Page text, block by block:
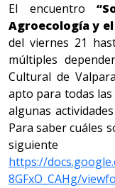
El encuentro
Agroecología y
del viernes 21
múltiples
Cultural de
apto para todas las
algunas
Para saber cuáles
https://
8GFxO_CAHg/